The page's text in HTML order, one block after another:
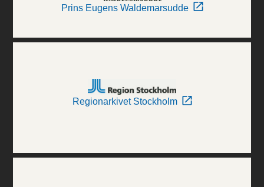
Prins Eugens Waldemarsudde
Regionarkivet Stockholm